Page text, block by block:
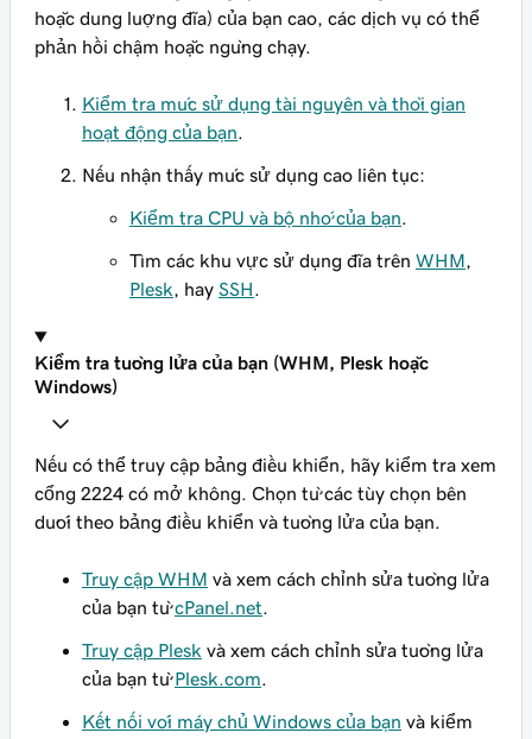
hoặc dung lượng đĩa) của bạn cao, các dịch vụ có thể
phản hồi chậm hoặc ngừng chạy.
Kiểm tra mức sử dụng tài nguyên và thời gian
hoạt động của bạn
Nếu nhận thấy mức sử dụng cao liên tục:
Kiểm tra CPU và bộ nhớ của bạn
Tìm các khu vực sử dụng đĩa trên WHM
Plesk , hay SSH
Kiểm tra tường lửa của bạn (WHM, Plesk hoặc
Windows)
Nếu có thể truy cập bảng điều khiển, hãy kiểm tra xem
cổng 2224 có mở không. Chọn từ các tùy chọn bên
dưới theo bảng điều khiển và tường lửa của bạn.
Truy cập WHM và xem cách chỉnh sửa tường lửa
của bạn từcPanel.net
Truy cập Plesk và xem cách chỉnh sửa tường lửa
của bạn từPlesk.com
Kết nối với máy chủ Windows của bạn và kiểm